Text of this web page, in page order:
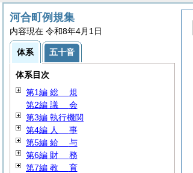
河合町例規集
内容現在 令和8年4月1日
体系 五十音
体系目次
第1編 総 規
第2編 議 会
第3編 執行機関
第4編 人 事
第5編 給 与
第6編 財 務
第7編 教 育